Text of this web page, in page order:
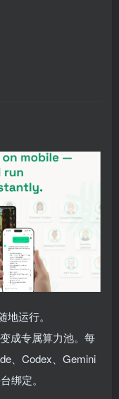
运行。
成专属算力池。每
、Codex、Gemini
绑定。